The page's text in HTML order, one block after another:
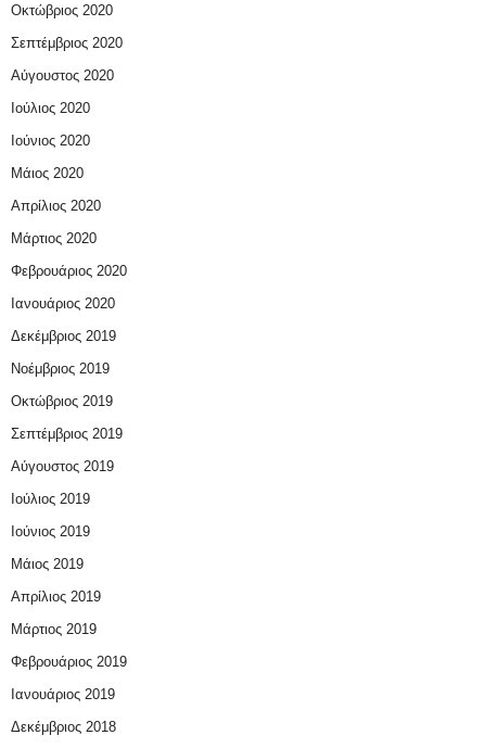
Οκτώβριος 2020
Σεπτέμβριος 2020
Αύγουστος 2020
Ιούλιος 2020
Ιούνιος 2020
Μάιος 2020
Απρίλιος 2020
Μάρτιος 2020
Φεβρουάριος 2020
Ιανουάριος 2020
Δεκέμβριος 2019
Νοέμβριος 2019
Οκτώβριος 2019
Σεπτέμβριος 2019
Αύγουστος 2019
Ιούλιος 2019
Ιούνιος 2019
Μάιος 2019
Απρίλιος 2019
Μάρτιος 2019
Φεβρουάριος 2019
Ιανουάριος 2019
Δεκέμβριος 2018